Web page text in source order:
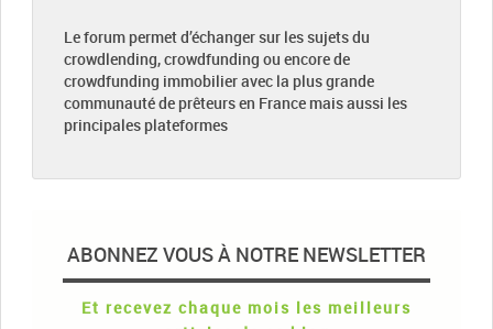
Le forum permet d’échanger sur les sujets du
crowdlending, crowdfunding ou encore de
crowdfunding immobilier avec la plus grande
communauté de prêteurs en France mais aussi les
principales plateformes
ABONNEZ VOUS À NOTRE NEWSLETTER
Et recevez chaque mois les meilleurs